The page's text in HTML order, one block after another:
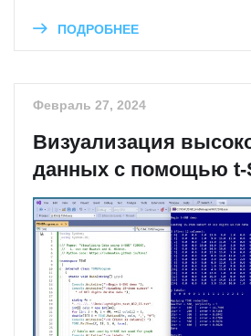
ПОДРОБНЕЕ
Февраль 27, 2024
Визуализация
данных с помощью t-